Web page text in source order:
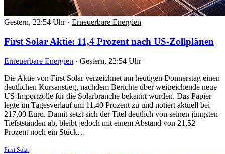
Gestern, 22:54 Uhr · Erneuerbare Energien
First Solar Aktie: 11,4 Prozent nach US-Zollplänen
Erneuerbare Energien · Gestern, 22:54 Uhr
Die Aktie von First Solar verzeichnet am heutigen Donnerstag einen
deutlichen Kursanstieg, nachdem Berichte über weitreichende neue
US-Importzölle für die Solarbranche bekannt wurden. Das Papier
legte im Tagesverlauf um 11,40 Prozent zu und notiert aktuell bei
217,00 Euro. Damit setzt sich der Titel deutlich von seinen jüngsten
Tiefstständen ab, bleibt jedoch mit einem Abstand von 21,52
Prozent noch ein Stück…
First Solar